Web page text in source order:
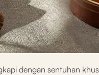
dengan sentuhan